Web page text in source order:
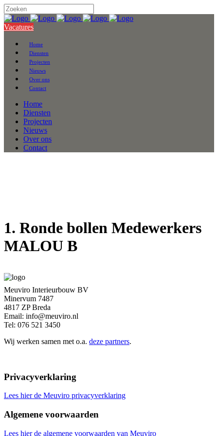
Vacatures
Home
Diensten
Projecten
Nieuws
Over ons
Contact
Home
Diensten
Projecten
Nieuws
Over ons
Contact
1. Ronde bollen Medewerkers
MALOU B
Meuviro Interieurbouw BV
Minervum 7487
4817 ZP Breda
Email: info@meuviro.nl
Tel: 076 521 3450
Wij werken samen met o.a. deze partners.
Privacyverklaring
Lees hier de Meuviro privacyverklaring
Algemene voorwaarden
Lees hier de algemene voorwaarden van Meuviro